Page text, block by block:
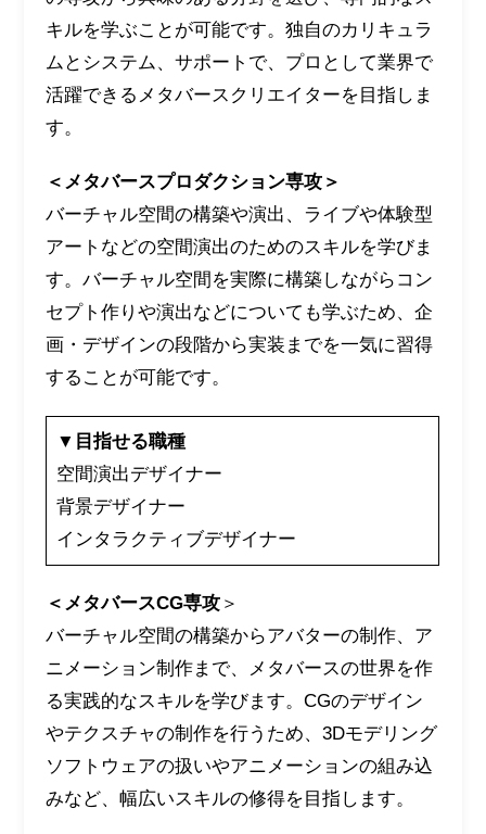
キルを学ぶことが可能です。独自のカリキュラ
ムとシステム、サポートで、プロとして業界で
活躍できるメタバースクリエイターを目指しま
す。
＜メタバースプロダクション専攻＞
バーチャル空間の構築や演出、ライブや体験型
アートなどの空間演出のためのスキルを学びま
す。バーチャル空間を実際に構築しながらコン
セプト作りや演出などについても学ぶため、企
画・デザインの段階から実装までを一気に習得
することが可能です。
▼目指せる職種
空間演出デザイナー
背景デザイナー
インタラクティブデザイナー
＜ メタバースCG専攻 ＞
バーチャル空間の構築からアバターの制作、ア
ニメーション制作まで、メタバースの世界を作
る実践的なスキルを学びます。CGのデザイン
やテクスチャの制作を行うため、3Dモデリング
ソフトウェアの扱いやアニメーションの組み込
みなど、幅広いスキルの修得を目指します。